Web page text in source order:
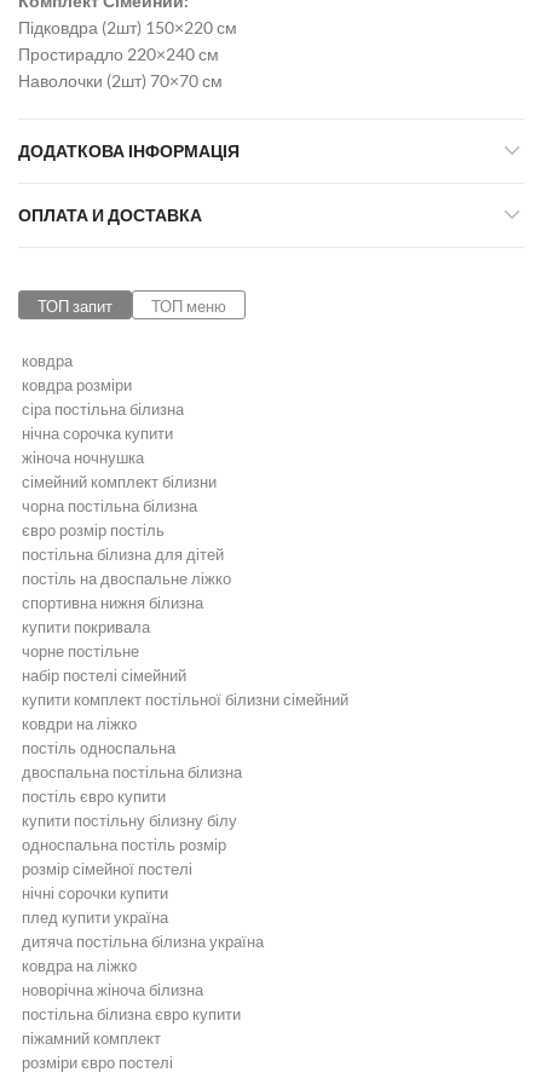
Підковдра (2шт) 150×220 см
Простирадло 220×240 см
Наволочки (2шт) 70×70 см
ДОДАТКОВА ІНФОРМАЦІЯ
ОПЛАТА И ДОСТАВКА
ТОП запит ТОП меню
ковдра
ковдра розміри
сіра постільна білизна
нічна сорочка купити
жіноча ночнушка
сімейний комплект білизни
чорна постільна білизна
євро розмір постіль
постільна білизна для дітей
постіль на двоспальне ліжко
спортивна нижня білизна
купити покривала
чорне постільне
набір постелі сімейний
купити комплект постільної білизни сімейний
ковдри на ліжко
постіль односпальна
двоспальна постільна білизна
постіль євро купити
купити постільну білизну білу
односпальна постіль розмір
розмір сімейної постелі
нічні сорочки купити
плед купити україна
дитяча постільна білизна україна
ковдра на ліжко
новорічна жіноча білизна
постільна білизна євро купити
піжамний комплект
розміри євро постелі